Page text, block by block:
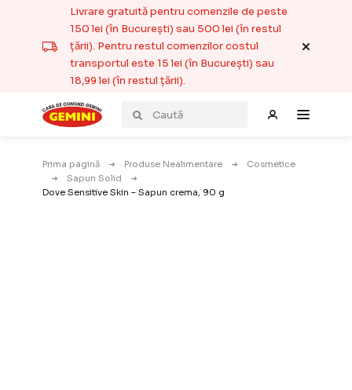
Livrare gratuită pentru comenzile de peste
150 lei (în București) sau 500 lei (în restul
țării). Pentru restul comenzilor costul
transportul este 15 lei (în București) sau
18,99 lei (în restul țării).
Prima pagină Produse Nealimentare
Cosmetice
Sapun Solid
Dove Sensitive Skin – Sapun crema, 90 g